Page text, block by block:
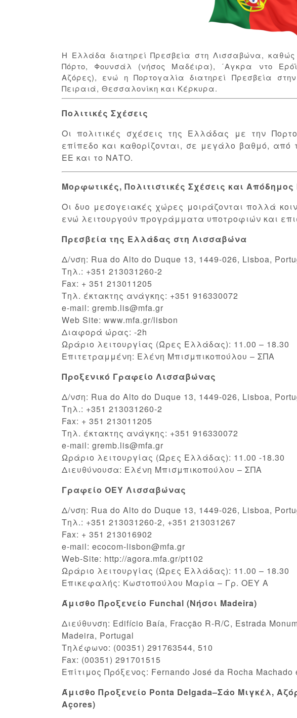
H Ελλάδα διατηρεί Πρεσβεία στη Λισσαβώνα, καθώς
Πόρτο, Φουνσάλ (νήσος Μαδέιρα), ΄Αγκρα ντο
Αζόρες), ενώ η Πορτογαλία διατηρεί Πρεσβεία
Πειραιά, Θεσσαλονίκη και Κέρκυρα.
Πολιτικές Σχέσεις
Οι πολιτικές σχέσεις της Ελλάδας με την
επίπεδο και καθορίζονται, σε μεγάλο βαθμό,
ΕΕ και το ΝΑΤΟ.
Μορφωτικές, Πολιτιστικές Σχέσεις και
Οι δυο μεσογειακές χώρες μοιράζονται πολλά
ενώ λειτουργούν προγράμματα υποτροφιών και
Πρεσβεία της Ελλάδας στη Λισσαβώνα
Δ/νση: Rua do Alto do Duque 13, 1449-026, Lisboa,
Tηλ.: +351 213031260-2
Fax: + 351 213011205
Τηλ. έκτακτης ανάγκης: +351 916330072
e-mail: gremb.lis@mfa.gr
Web Site: www.mfa.gr/lisbon
Διαφορά ώρας: -2h
Ωράριο λειτουργίας (Ώρες Ελλάδας): 11.00 – 18.30
Επιτετραμμένη: Ελένη Μπισμπικοπούλου – ΣΠΑ
Προξενικό Γραφείο Λισσαβώνας
Δ/νση: Rua do Alto do Duque 13, 1449-026, Lisboa,
Tηλ.: +351 213031260-2
Fax: + 351 213011205
Τηλ. έκτακτης ανάγκης: +351 916330072
e-mail: gremb.lis@mfa.gr
Ωράριο λειτουργίας (Ώρες Ελλάδας): 11.00 -18.30
Διευθύνουσα: Ελένη Μπισμπικοπούλου – ΣΠΑ
Γραφείο ΟΕΥ Λισσαβώνας
Δ/νση: Rua do Alto do Duque 13, 1449-026, Lisboa,
Tηλ.: +351 213031260-2, +351 213031267
Fax: + 351 213016902
e-mail: ecocom-lisbon@mfa.gr
Web-Site: http://agora.mfa.gr/pt102
Ωράριο λειτουργίας (Ώρες Ελλάδας): 11.00 – 18.30
Επικεφαλής: Κωστοπούλου Μαρία – Γρ. ΟΕΥ Α
Άμισθο Προξενείο Funchal (Νήσοι Madeira)
Διεύθυνση: Edifício Baía, Fracção R-R/C, Estrada
Madeira, Portugal
Τηλέφωνο: (00351) 291763544, 510
Fax: (00351) 291701515
Επίτιμος Πρόξενος: Fernando José da Rocha Machado
Άμισθο Προξενείο Ponta Delgada–Σάο Μιγκέλ,
Açores)